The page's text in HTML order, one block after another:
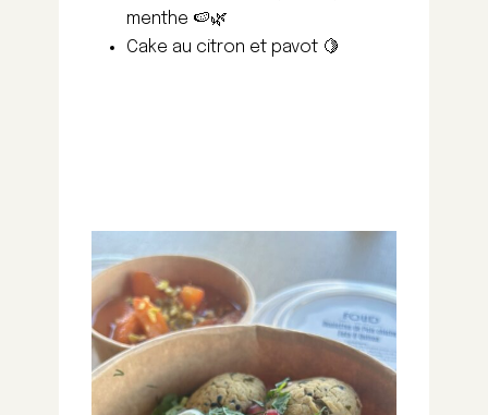
menthe 🍉🌿
Cake au citron et pavot 🍋